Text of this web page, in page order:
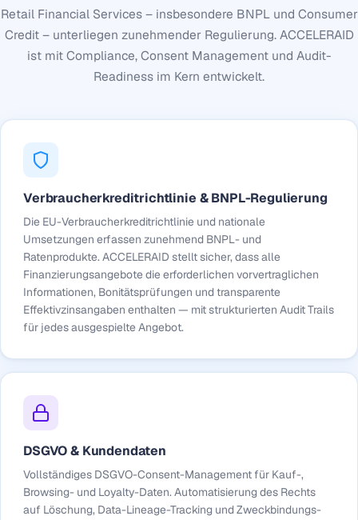
Retail Financial Services – insbesondere BNPL und Consumer
Credit – unterliegen zunehmender Regulierung. ACCELERAID
ist mit Compliance, Consent Management und Audit-
Readiness im Kern entwickelt.
Verbraucherkreditrichtlinie & BNPL-Regulierung
Die EU-Verbraucherkreditrichtlinie und nationale
Umsetzungen erfassen zunehmend BNPL- und
Ratenprodukte. ACCELERAID stellt sicher, dass alle
Finanzierungsangebote die erforderlichen vorvertraglichen
Informationen, Bonitätsprüfungen und transparente
Effektivzinsangaben enthalten — mit strukturierten Audit Trails
für jedes ausgespielte Angebot.
DSGVO & Kundendaten
Vollständiges DSGVO-Consent-Management für Kauf-,
Browsing- und Loyalty-Daten. Automatisierung des Rechts
auf Löschung, Data-Lineage-Tracking und Zweckbindungs-